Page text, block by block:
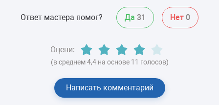
Ответ мастера помог? Да 31 Нет 0
Оцени:
(в среднем 4,4 на основе 11 голосов)
Написать комментарий